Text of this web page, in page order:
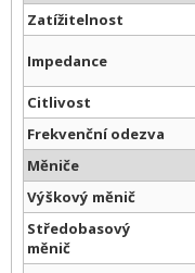
Zatížitelnost
Impedance
Citlivost
Frekvenční odezva
Měniče
Výškový měnič
Středobasový
měnič